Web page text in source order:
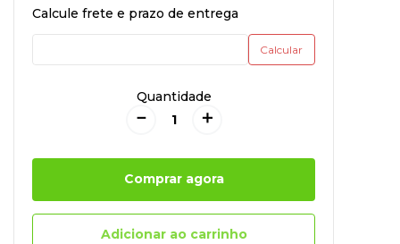
Quantidade
＋
－
Comprar agora
Adicionar ao carrinho